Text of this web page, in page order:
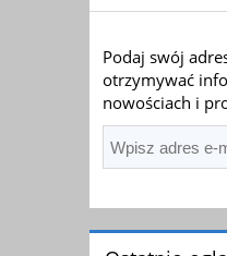
Podaj swój
otrzymywać
nowościach i